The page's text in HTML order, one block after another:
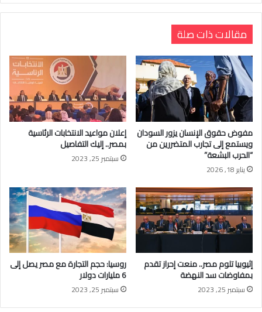
مقالات ذات صلة
مفوض حقوق الإنسان يزور السودان
ويستمع إلى تجارب المتضررين من
“الحرب البشعة”
يناير 18, 2026
إعلان مواعيد الانتخابات الرئاسية
بمصر.. إليك التفاصيل
سبتمبر 25, 2023
إثيوبيا تلوم مصر.. منعت إحراز تقدم
بمفاوضات سد النهضة
سبتمبر 25, 2023
روسيا: حجم التجارة مع مصر يصل إلى
6 مليارات دولار
سبتمبر 25, 2023